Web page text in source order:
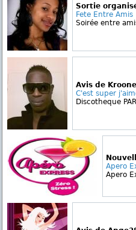
Sortie
Fete Entre Amis
Soirée entre
Avis de
C'est super
Discotheque
Apero
Apero